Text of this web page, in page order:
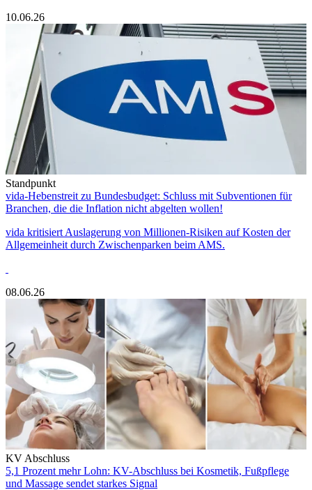
10.06.26
Standpunkt
vida-Hebenstreit zu Bundesbudget: Schluss mit Subventionen für
Branchen, die die Inflation nicht abgelten wollen!
vida kritisiert Auslagerung von Millionen-Risiken auf Kosten der
Allgemeinheit durch Zwischenparken beim AMS.
08.06.26
KV Abschluss
5,1 Prozent mehr Lohn: KV-Abschluss bei Kosmetik, Fußpflege
und Massage sendet starkes Signal